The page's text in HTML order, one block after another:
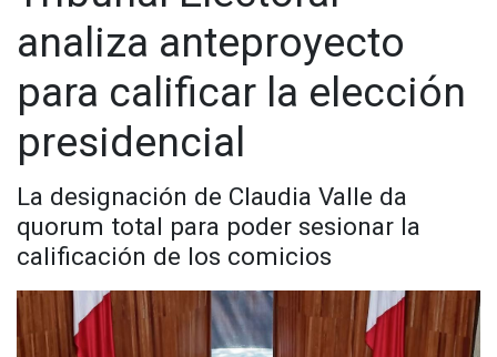
analiza anteproyecto
para calificar la elección
presidencial
La designación de Claudia Valle da
quorum total para poder sesionar la
calificación de los comicios